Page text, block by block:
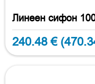
Линеен сифон
240.48 €